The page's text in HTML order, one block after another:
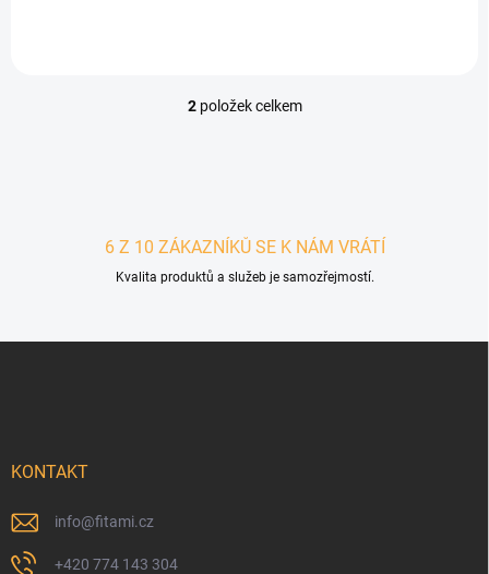
Ovládací prvky výpisu
2položek celkem
6 Z 10 ZÁKAZNÍKŮ SE K NÁM VRÁTÍ
Kvalita produktů a služeb je samozřejmostí.
KONTAKT
info@fitami.cz
+420 774 143 304